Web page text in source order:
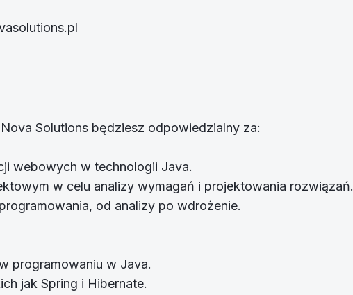
Solutions będziesz odpowiedzialny za:
webowych w technologii Java.
w celu analizy wymagań i projektowania rozwiązań.
od analizy po wdrożenie.
programowaniu w Java.
jak Spring i Hibernate.